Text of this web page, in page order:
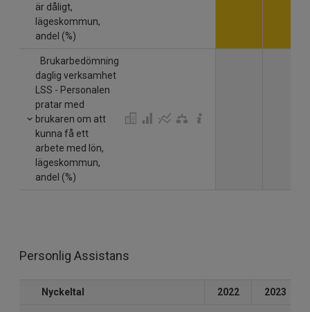
är dåligt,
lägeskommun,
andel (%)
Brukarbedömning
daglig verksamhet
LSS - Personalen
pratar med
brukaren om att
kunna få ett
arbete med lön,
lägeskommun,
andel (%)
Personlig Assistans
Nyckeltal 2022 2023